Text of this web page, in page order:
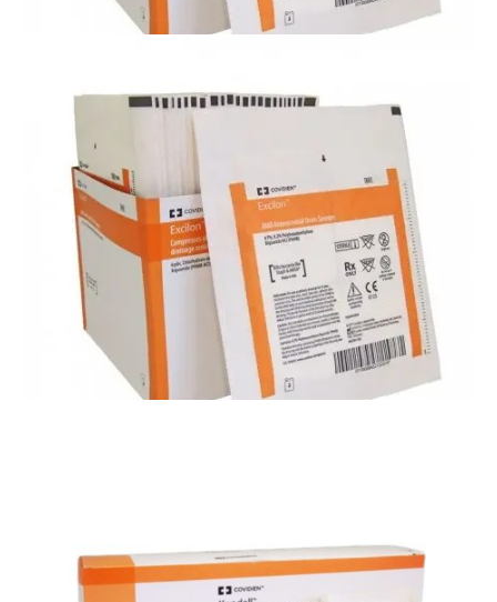
Materiały opatrunkowe i leczenie ran
Bakterobojczy opatrunek piankowy z wycieciem
amd
Bakteriobójczy okrągły opatrunek piankowy z
nacieciem